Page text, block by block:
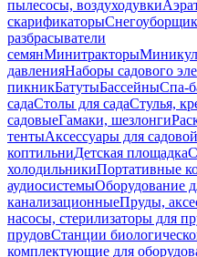
пылесосы, воздуходувки
скарификаторы
разбрасыватели
семянМинитракторы
давленияНаборы садового
пикникБатутыБассейныСпа-
садаСтолы для садаСтулья,
садовыеГамаки, шезлонги
тентыАксессуары для
коптильниДетская площадка
холодильникиПортативные
аудиосистемыОборудование
канализационныеПруды,
насосы, стерилизаторы для
прудовСтанции
комплектующие для